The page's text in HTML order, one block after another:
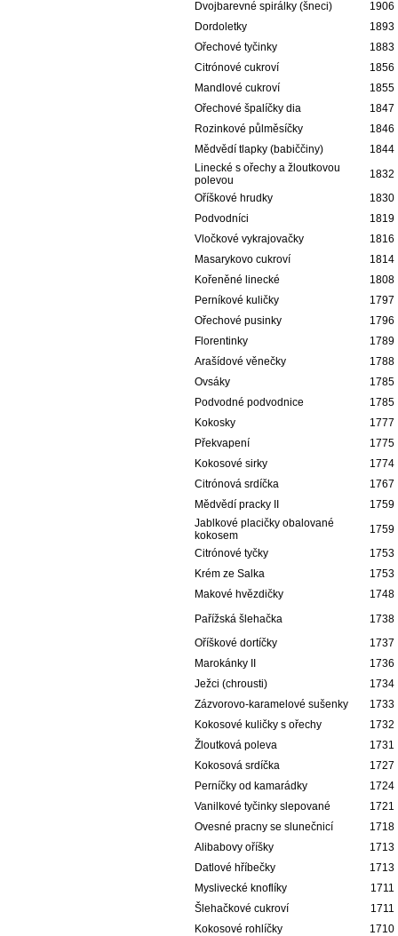
Dvojbarevné spirálky (šneci)
1906
Dordoletky
1893
Ořechové tyčinky
1883
Citrónové cukroví
1856
Mandlové cukroví
1855
Ořechové špalíčky dia
1847
Rozinkové půlměsíčky
1846
Mědvědí tlapky (babiččiny)
1844
Linecké s ořechy a žloutkovou
polevou
1832
Oříškové hrudky
1830
Podvodníci
1819
Vločkové vykrajovačky
1816
Masarykovo cukroví
1814
Kořeněné linecké
1808
Perníkové kuličky
1797
Ořechové pusinky
1796
Florentinky
1789
Arašídové věnečky
1788
Ovsáky
1785
Podvodné podvodnice
1785
Kokosky
1777
Překvapení
1775
Kokosové sirky
1774
Citrónová srdíčka
1767
Mědvědí pracky II
1759
Jablkové placičky obalované
kokosem
1759
Citrónové tyčky
1753
Krém ze Salka
1753
Makové hvězdičky
1748
Pařížská šlehačka
1738
Oříškové dortíčky
1737
Marokánky II
1736
Ježci (chrousti)
1734
Zázvorovo-karamelové sušenky
1733
Kokosové kuličky s ořechy
1732
Žloutková poleva
1731
Kokosová srdíčka
1727
Perníčky od kamarádky
1724
Vanilkové tyčinky slepované
1721
Ovesné pracny se slunečnicí
1718
Alibabovy oříšky
1713
Datlové hříbečky
1713
Myslivecké knoflíky
1711
Šlehačkové cukroví
1711
Kokosové rohlíčky
1710